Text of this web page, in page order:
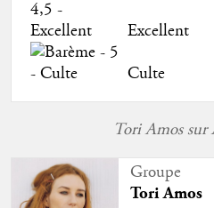
Excellent
Culte
Tori Amos
Groupe
Tori Amos